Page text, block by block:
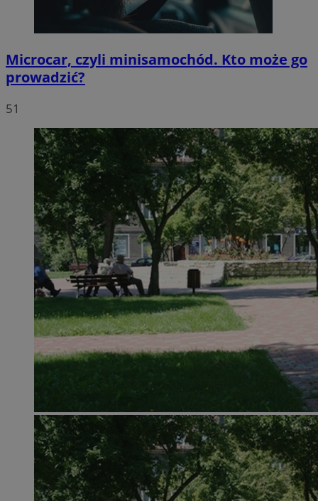
Microcar, czyli minisamochód. Kto może go
prowadzić?
51